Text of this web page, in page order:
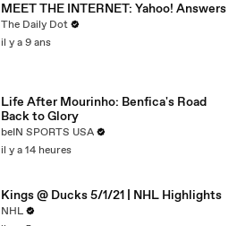
MEET THE INTERNET: Yahoo! Answers
The Daily Dot
il y a 9 ans
Life After Mourinho: Benfica's Road
Back to Glory
beIN SPORTS USA
il y a 14 heures
Kings @ Ducks 5/1/21 | NHL Highlights
NHL